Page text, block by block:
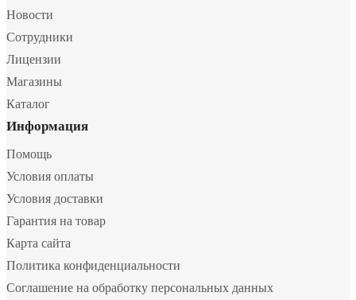
Новости
Сотрудники
Лицензии
Магазины
Каталог
Информация
Помощь
Условия оплаты
Условия доставки
Гарантия на товар
Карта сайта
Политика конфиденциальности
Соглашение на обработку персональных данных